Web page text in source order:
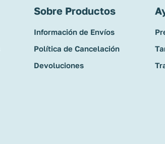
Sobre Productos
Información de Envíos
Política de Cancelación
Devoluciones